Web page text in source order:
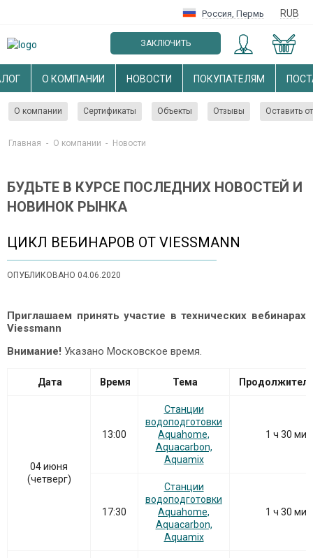
Россия, Пермь RUB
ЗАКЛЮЧИТЬ
ОПТОВЫЙ ДОГОВОР
О КОМПАНИИ НОВОСТИ ПОКУПАТЕЛЯМ
О компании Сертификаты Объекты Отзывы Оставить
Главная - О компании - Новости
БУДЬТЕ В КУРСЕ ПОСЛЕДНИХ НОВОСТЕЙ И
НОВИНОК РЫНКА
ЦИКЛ ВЕБИНАРОВ ОТ VIESSMANN
ОПУБЛИКОВАНО 04.06.2020
Приглашаем принять участие в технических вебинарах
Viessmann
Внимание! Указано Московское время.
Дата Время Тема
04 июня
(четверг)
13:00
Станции
водоподготовки
Aquahome,
Aquacarbon,
Aquamix
1 ч 30
17:30
Станции
водоподготовки
Aquahome,
Aquacarbon,
Aquamix
1 ч 30